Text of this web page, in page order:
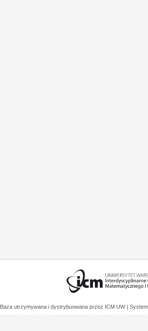
Baza utrzymywana i dystrybuowana przez ICM UW |